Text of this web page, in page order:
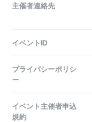
主催者連絡先
イベントID
プライバシーポリシ
ー
イベント主催者申込
規約